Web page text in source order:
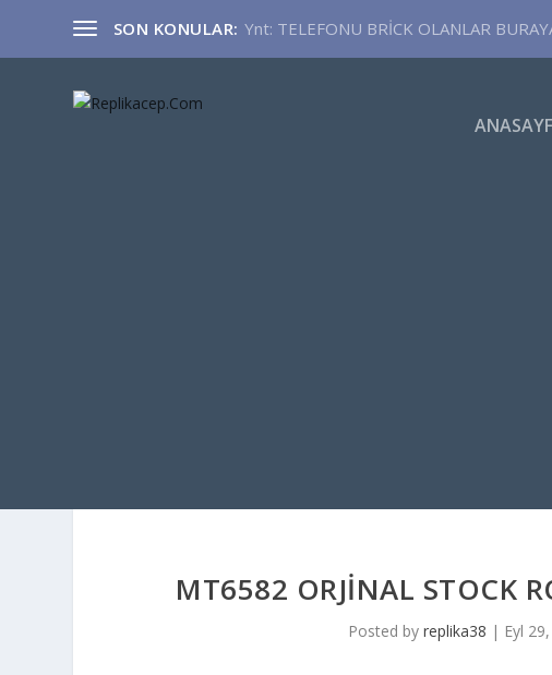
SON KONULAR: Ynt: TELEFONU BRİCK OLANLAR
MT6582 ORJINAL STOCK
Posted byreplika38 | Eyl